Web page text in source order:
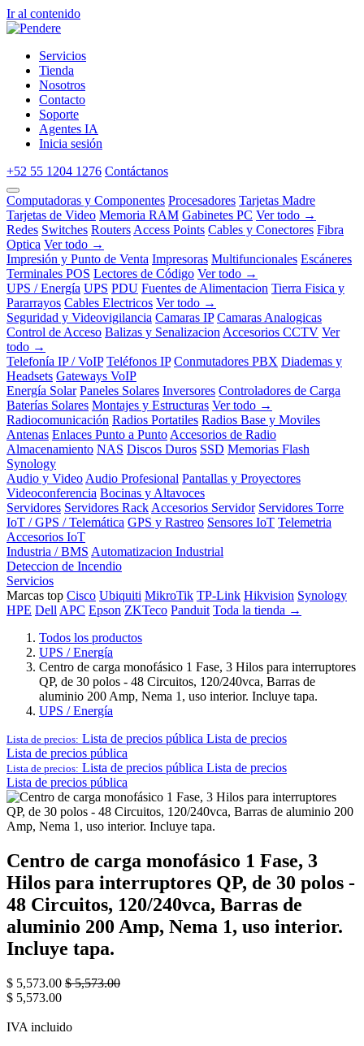
Ir al contenido
Servicios
Tienda
Nosotros
Contacto
Soporte
Agentes IA
Inicia sesión
+52 55 1204 1276 Contáctanos
Computadoras y Componentes Procesadores Tarjetas Madre
Tarjetas de Video Memoria RAM Gabinetes PC Ver todo →
Redes Switches Routers Access Points Cables y Conectores Fibra
Optica Ver todo →
Impresión y Punto de Venta Impresoras Multifuncionales Escáneres
Terminales POS Lectores de Código Ver todo →
UPS / Energía UPS PDU Fuentes de Alimentacion Tierra Fisica y
Pararrayos Cables Electricos Ver todo →
Seguridad y Videovigilancia Camaras IP Camaras Analogicas
Control de Acceso Balizas y Senalizacion Accesorios CCTV Ver
todo →
Telefonía IP / VoIP Teléfonos IP Conmutadores PBX Diademas y
Headsets Gateways VoIP
Energía Solar Paneles Solares Inversores Controladores de Carga
Baterías Solares Montajes y Estructuras Ver todo →
Radiocomunicación Radios Portatiles Radios Base y Moviles
Antenas Enlaces Punto a Punto Accesorios de Radio
Almacenamiento NAS Discos Duros SSD Memorias Flash
Synology
Audio y Video Audio Profesional Pantallas y Proyectores
Videoconferencia Bocinas y Altavoces
Servidores Servidores Rack Accesorios Servidor Servidores Torre
IoT / GPS / Telemática GPS y Rastreo Sensores IoT Telemetria
Accesorios IoT
Industria / BMS Automatizacion Industrial
Deteccion de Incendio
Servicios
Marcas top Cisco Ubiquiti MikroTik TP-Link Hikvision Synology
HPE Dell APC Epson ZKTeco Panduit Toda la tienda →
Todos los productos
UPS / Energía
Centro de carga monofásico 1 Fase, 3 Hilos para interruptores
QP, de 30 polos - 48 Circuitos, 120/240vca, Barras de
aluminio 200 Amp, Nema 1, uso interior. Incluye tapa.
UPS / Energía
Lista de precios: Lista de precios pública Lista de precios
Lista de precios pública
Lista de precios: Lista de precios pública Lista de precios
Lista de precios pública
Centro de carga monofásico 1 Fase, 3
Hilos para interruptores QP, de 30 polos -
48 Circuitos, 120/240vca, Barras de
aluminio 200 Amp, Nema 1, uso interior.
Incluye tapa.
$ 5,573.00 $5,573.00
$ 5,573.00
IVA incluido